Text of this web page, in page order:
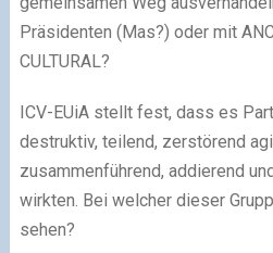
Präsidenten (Mas?) oder mit
CULTURAL?
ICV-EUiA stellt fest, dass es
destruktiv, teilend, zerstörend
zusammenführend, addierend
wirkten. Bei welcher dieser
sehen?